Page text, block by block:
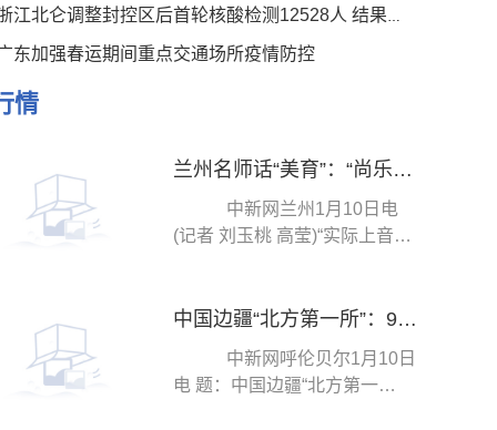
江北仑调整封控区后首轮核酸检测12528人 结果均为阴性
东加强春运期间重点交通场所疫情防控
情
兰州名师话“美育”：“尚乐立人”分层培优 以“美”润教
中新网兰州1月10日电
(记者 刘玉桃 高莹)“实际上音乐
中国边疆“北方第一所”：9名民警守护“生命禁区”
中新网呼伦贝尔1月10日
电 题：中国边疆“北方第一